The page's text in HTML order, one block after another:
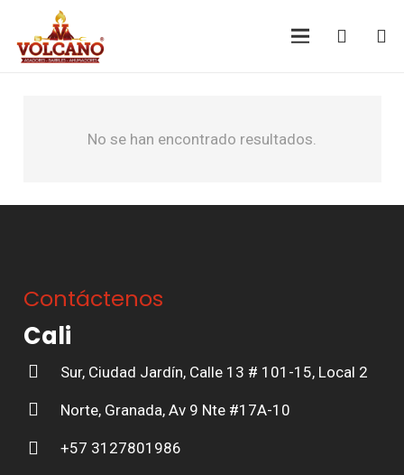
No se han encontrado resultados.
Contáctenos
Cali
Sur, Ciudad Jardín, Calle 13 # 101-15, Local 2
Norte, Granada, Av 9 Nte #17A-10
+57 3127801986